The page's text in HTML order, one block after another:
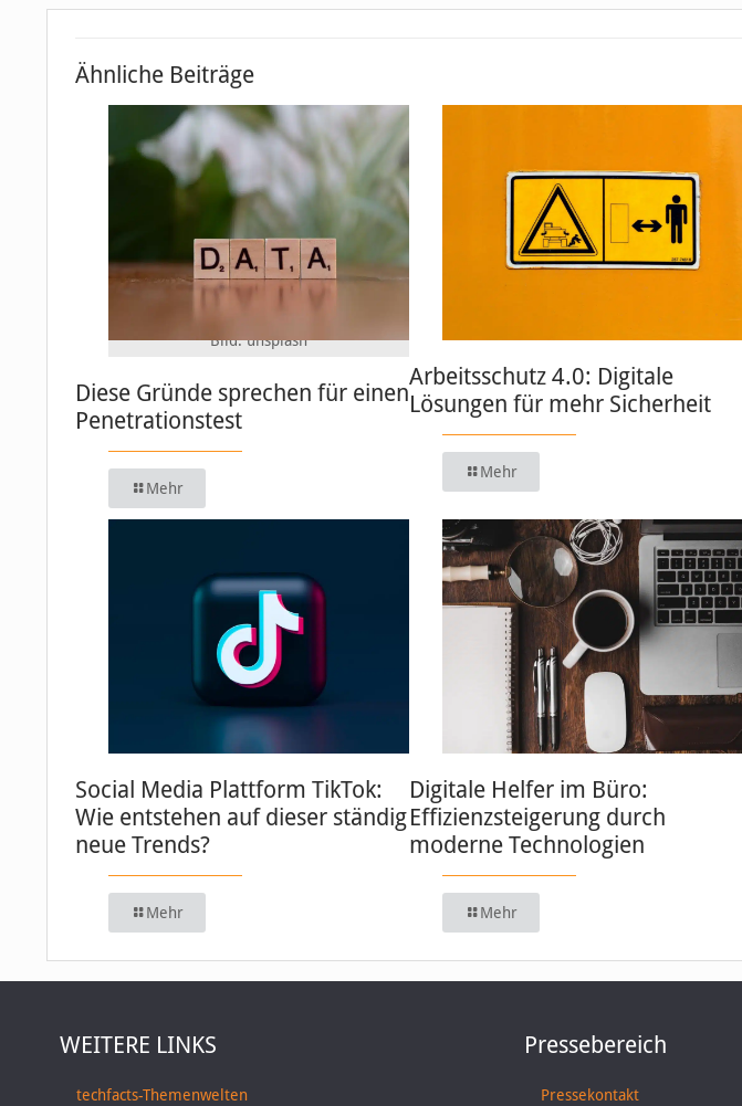
Ähnliche Beiträge
Bild: unsplash
Diese Gründe sprechen für einen
Penetrationstest
Mehr
Arbeitsschutz 4.0: Digitale
Lösungen für mehr Sicherheit
Mehr
Social Media Plattform TikTok:
Wie entstehen auf dieser ständig
neue Trends?
Mehr
Digitale Helfer im Büro:
Effizienzsteigerung durch
moderne Technologien
Mehr
WEITERE LINKS
techfacts-Themenwelten
Pressebereich
Pressekontakt